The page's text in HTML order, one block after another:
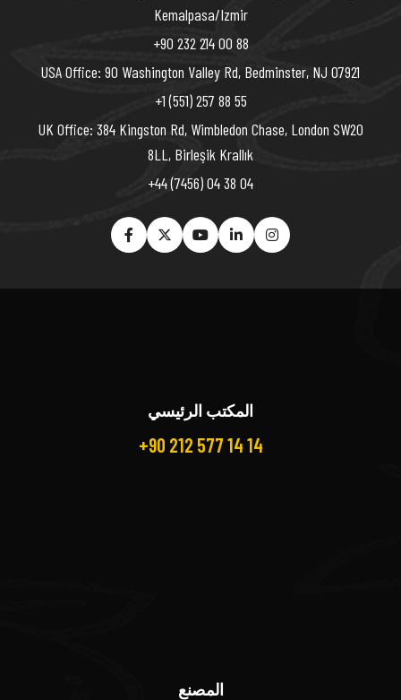
Kemalpasa/Izmir
+90 232 214 00 88
USA Office: 90 Washington Valley Rd, Bedminster, NJ 07921
+1 (551) 257 88 55
UK Office: 384 Kingston Rd, Wimbledon Chase, London SW20
8LL, Birleşik Krallık
+44 (7456) 04 38 04
المكتب الرئيسي
+90 212 577 14 14
المصنع